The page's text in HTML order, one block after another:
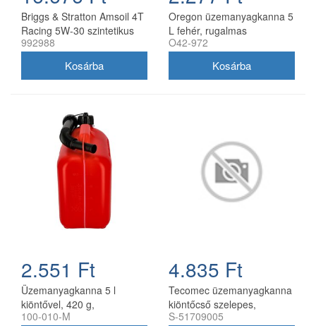
Briggs & Stratton Amsoil 4T
Racing 5W-30 szintetikus
motorolaj 0,95 l
992988
Oregon üzemanyagkanna 5
L fehér, rugalmas
kifolyócsővel
O42-972
2.551 Ft
Üzemanyagkanna 5 l
kiöntővel, 420 g,
utángyártott
100-010-M
4.835 Ft
Tecomec üzemanyagkanna
kiöntőcső szelepes,
utángyártott
S-51709005